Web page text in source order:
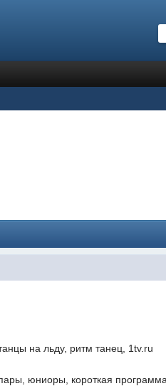
на льду, ритм танец, 1tv.ru
юниоры, короткая